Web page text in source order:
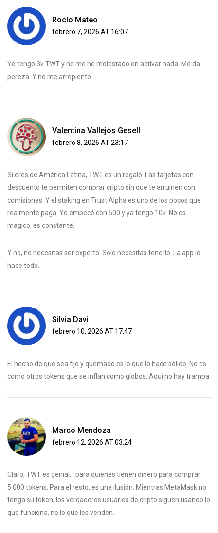
Rocío Mateo
febrero 7, 2026 AT 16:07
Yo tengo 3k TWT y no me he molestado en activar nada. Me da
pereza. Y no me arrepiento.
Valentina Vallejos Gesell
febrero 8, 2026 AT 23:17
Si eres de América Latina, TWT es un regalo. Las tarjetas con
descuento te permiten comprar cripto sin que te arruinen con
comisiones. Y el staking en Trust Alpha es uno de los pocos que
realmente paga. Yo empecé con 500 y ya tengo 10k. No es
mágico, es constante.
Y no, no necesitas ser experto. Solo necesitas tenerlo. La app lo
hace todo.
Silvia Davi
febrero 10, 2026 AT 17:47
El hecho de que sea fijo y quemado es lo que lo hace sólido. No es
como otros tokens que se inflan como globos. Aquí no hay trampa.
Marco Mendoza
febrero 12, 2026 AT 03:24
Claro, TWT es genial... para quienes tienen dinero para comprar
5.000 tokens. Para el resto, es una ilusión. Mientras MetaMask no
tenga su token, los verdaderos usuarios de cripto siguen usando lo
que funciona, no lo que les venden.